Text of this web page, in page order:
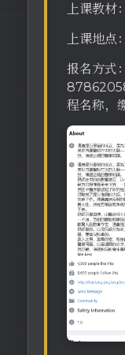
上课教材
上课地点
报名方式
程名称，